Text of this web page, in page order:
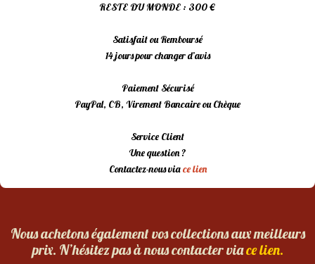
RESTE DU MONDE : 300 €
Satisfait ou Remboursé
14 jours pour changer d’avis
Paiement Sécurisé
PayPal, CB, Virement Bancaire ou Chèque
Service Client
Une question ?
Contactez-nous viace lien
Nous achetons également vos collections aux meilleurs
prix. N’hésitez pas à nous contacter viace lien.